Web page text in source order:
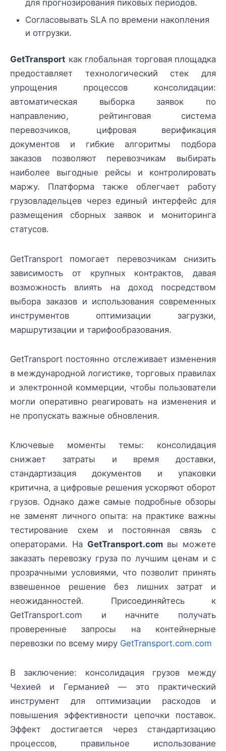
для прогнозирования пиковых периодов.
Согласовывать SLA по времени накопления
и отгрузки.
GetTransport как глобальная торговая площадка
предоставляет технологический стек для
упрощения процессов консолидации:
автоматическая выборка заявок по
направлению, рейтинговая система
перевозчиков, цифровая верификация
документов и гибкие алгоритмы подбора
заказов позволяют перевозчикам выбирать
наиболее выгодные рейсы и контролировать
маржу. Платформа также облегчает работу
грузовладельцев через единый интерфейс для
размещения сборных заявок и мониторинга
статусов.
GetTransport помогает перевозчикам снизить
зависимость от крупных контрактов, давая
возможность влиять на доход посредством
выбора заказов и использования современных
инструментов оптимизации загрузки,
маршрутизации и тарифообразования.
GetTransport постоянно отслеживает изменения
в международной логистике, торговых правилах
и электронной коммерции, чтобы пользователи
могли оперативно реагировать на изменения и
не пропускать важные обновления.
Ключевые моменты темы: консолидация
снижает затраты и время доставки,
стандартизация документов и упаковки
критична, а цифровые решения ускоряют оборот
грузов. Однако даже самые подробные обзоры
не заменят личного опыта: на практике важны
тестирование схем и постоянная связь с
операторами. На GetTransport.comвы можете
заказать перевозку груза по лучшим ценам и с
прозрачными условиями, что позволит принять
взвешенное решение без лишних затрат и
неожиданностей. Присоединяйтесь к
GetTransport.com и начните получать
проверенные запросы на контейнерные
перевозки по всему миру GetTransport.com.com
В заключение: консолидация грузов между
Чехией и Германией — это практический
инструмент для оптимизации расходов и
повышения эффективности цепочки поставок.
Эффект достигается через стандартизацию
процессов, правильное использование